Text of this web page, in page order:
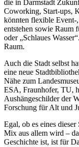
die in Darmstadt
Coworking, Start-ups,
könnten flexible Event-
entstehen sowie Raum
oder „Schlaues
Raum.
Auch die Stadt selbst
eine neue
Nähe zum
ESA, Fraunhofer, TU,
Aushängeschilder der
Forschung für Alt und
Egal, ob es eines
Mix aus allem wird –
Geschichte ist, ist für